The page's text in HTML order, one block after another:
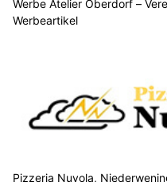
Werbe Atelier Oberdorf –
Werbeartikel
Pizzeria Nuvola,